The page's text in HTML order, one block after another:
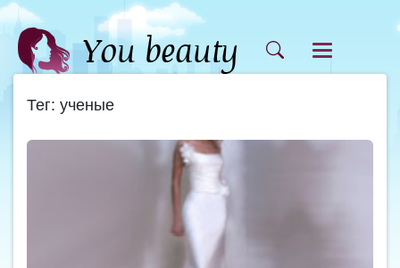
Тег: ученые